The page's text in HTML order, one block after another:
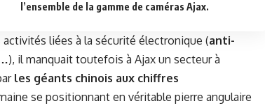
l’ensemble de la gamme de caméras Ajax.
liées à la sécurité électronique (anti-
), il manquait toutefois à Ajax un secteur à
les géants chinois aux chiffres
se positionnant en véritable pierre angulaire